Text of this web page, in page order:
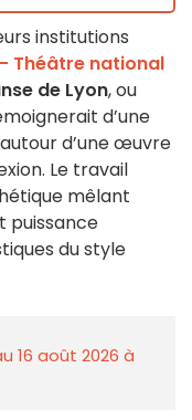
institutions
Théâtre national
de Lyon, ou
d’une
d’une œuvre
Le travail
mêlant
puissance
du style
16 août 2026 à